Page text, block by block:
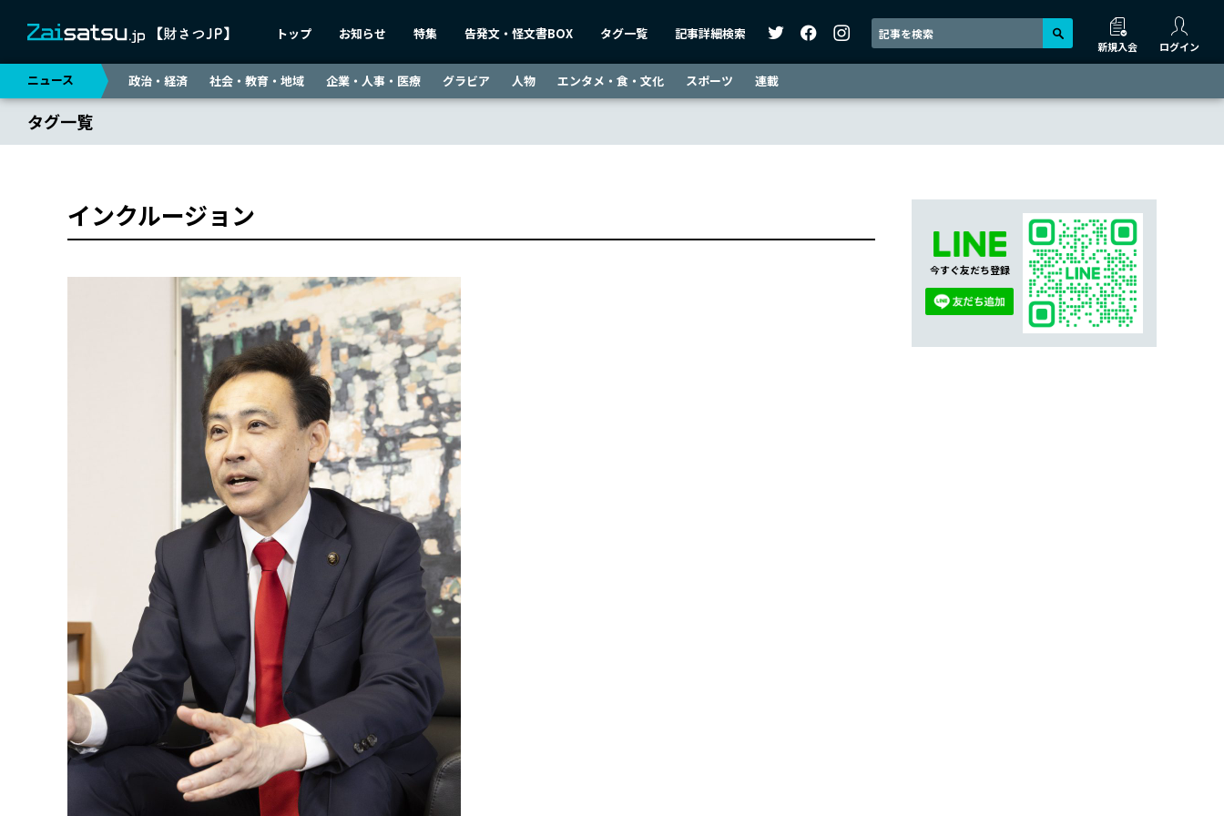
トップ お知らせ 特集 告発文・怪文書BOX タグ一覧 記事詳細検索
新規入会 ログイン
ニュース 政治・経済 社会・教育・地域 企業・人事・医療 グラビア 人物 エンタメ・食・文化 スポーツ 連載
タグ一覧
インクルージョン
今すぐ友だち登録